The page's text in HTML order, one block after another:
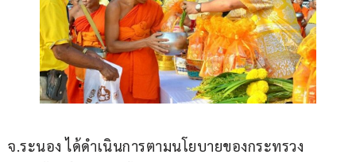
จ.ระนอง ได้ดำเนินการตามนโยบายของกระทรวง